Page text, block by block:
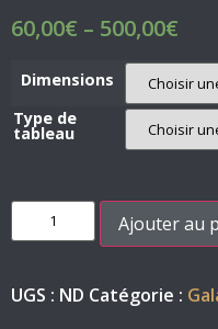
60,00€ – 500,00€
Dimensions
Type de
tableau
Ajouter au
UGS : ND Catégorie :